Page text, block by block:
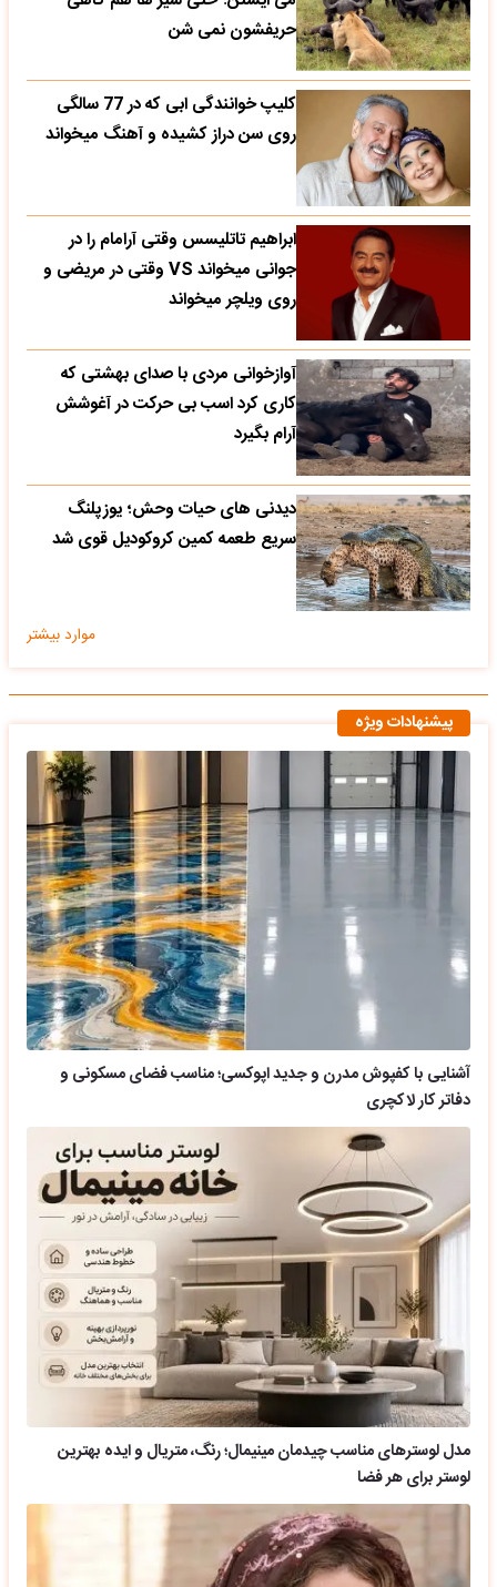
حریفشون نمی‌ شن
کلیپ خوانندگی ابی که در 77 سالگی
روی سن دراز کشیده و آهنگ میخواند
ابراهیم تاتلیسس وقتی آرامام را در
جوانی میخواند VS وقتی در مریضی و
روی ویلچر میخواند
آوازخوانی مردی با صدای بهشتی که
کاری کرد اسب بی حرکت در آغوشش
آرام بگیرد
دیدنی های حیات وحش؛ یوزپلنگ
سریع طعمه کمین کروکودیل قوی شد
موارد بیشتر
پیشنهادات ویژه
آشنایی با کفپوش مدرن و جدید اپوکسی؛ مناسب فضای مسکونی و
دفاتر کار لاکچری
مدل لوسترهای مناسب چیدمان مینیمال؛ رنگ، متریال و ایده بهترین
لوستر برای هر فضا